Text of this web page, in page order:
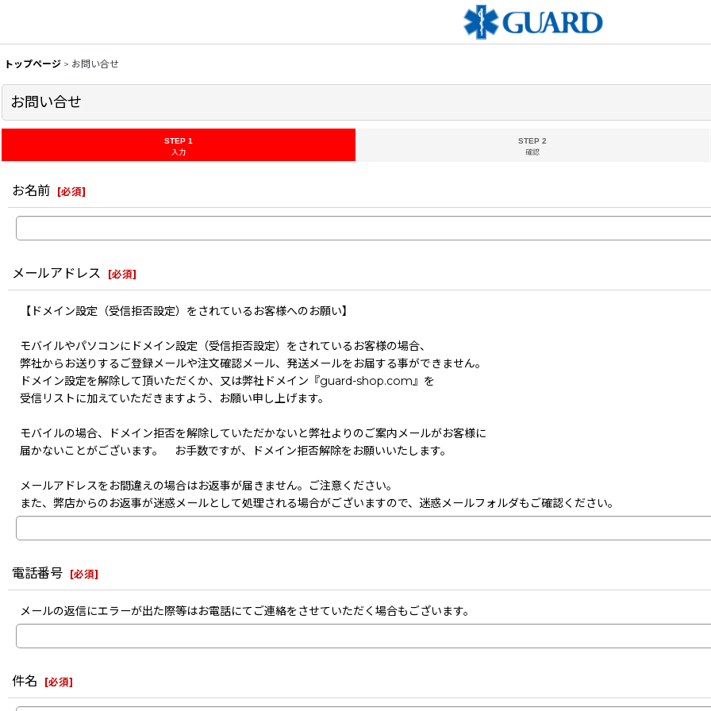
トップページ > お問い合せ
お問い合せ
STEP 1
入力
STEP 2
確認
お名前 [必須]
メールアドレス [必須]
【ドメイン設定（受信拒否設定）をされているお客様へのお願い】
モバイルやパソコンにドメイン設定（受信拒否設定）をされているお客様の場合、
弊社からお送りするご登録メールや注文確認メール、発送メールをお届する事ができません。
ドメイン設定を解除して頂いただくか、又は弊社ドメイン『guard-shop.com』を
受信リストに加えていただきますよう、お願い申し上げます。
モバイルの場合、ドメイン拒否を解除していただかないと弊社よりのご案内メールがお客様に
届かないことがございます。 お手数ですが、ドメイン拒否解除をお願いいたします。
メールアドレスをお間違えの場合はお返事が届きません。ご注意ください。
また、弊店からのお返事が迷惑メールとして処理される場合がございますので、迷惑メールフォルダもご確認ください。
電話番号 [必須]
メールの返信にエラーが出た際等はお電話にてご連絡をさせていただく場合もございます。
件名 [必須]